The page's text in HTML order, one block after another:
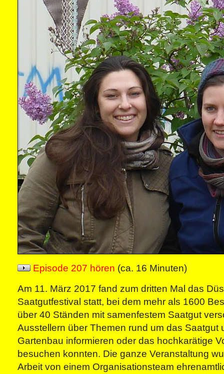
Episode 207 hören (ca. 16 Minuten)
Am 11. März 2017 fand zum dritten Mal das
Saatgutfestival statt, bei dem mehr als 1600
über 40 Ständen mit samenfestem Saatgut
Ausstellern über Themen rund um das Saatgut
Gartenbau informieren oder das hochkarätige
besuchen konnten. Die ganze Veranstaltung
Arbeit von einem Organisationsteam